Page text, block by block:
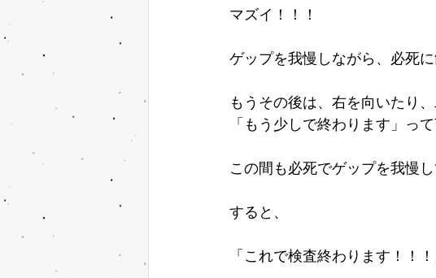
マズイ！！！
ゲップを我慢しながら、必死に
もうその後は、右を向いたり
「もう少しで終わります」っ
この間も必死でゲップを我慢し
すると、
「これで検査終わります！！！